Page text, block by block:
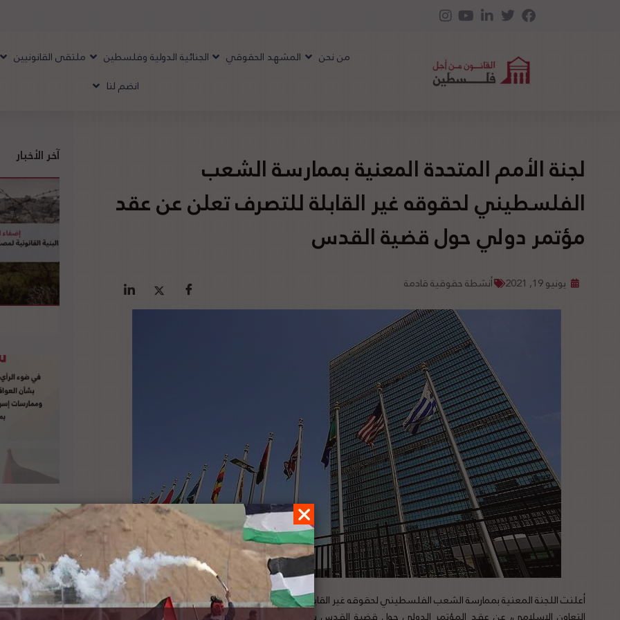
من نحن المشهد الحقوقي الجنائية الدولية وفلسطين ملتقى القانونيين
انضم لنا
لجنة الأمم المتحدة المعنية بممارسة الشعب
الفلسطيني لحقوقه غير القابلة للتصرف تعلن عن عقد
مؤتمر دولي حول قضية القدس
يونيو 19, 2021 أنشطة حقوقية قادمة
أعلنت اللجنة المعنية بممارسة الشعب الفلسطيني لحقوقه غير القابلة للتصرف التابعة للأمم المتحدة وبدعم من منظمة
آخر الأخبار